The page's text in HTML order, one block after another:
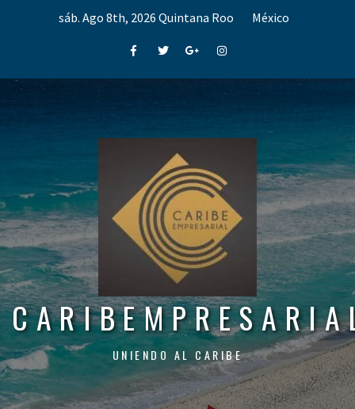
sáb. Ago 8th, 2026 Quintana Roo México
FacebookTwitterGoogle+Instagram
UNIENDO AL CARIBE